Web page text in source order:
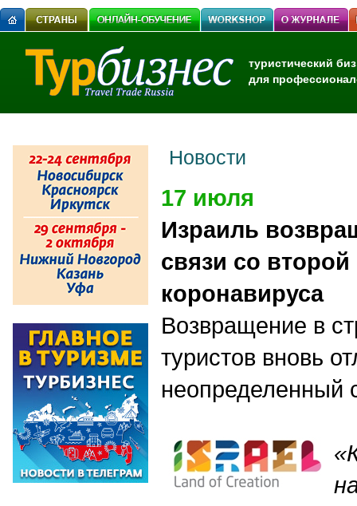
туристический
для
Новости
17 июля
Израиль
связи со
коронавируса
Возвращение в
туристов вновь
неопределенный